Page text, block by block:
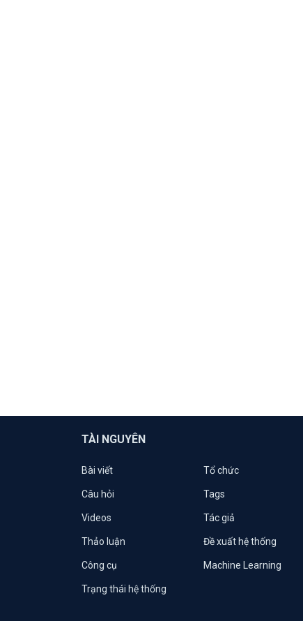
TÀI NGUYÊN
Bài viết Tổ chức
Câu hỏi Tags
Videos Tác giả
Thảo luận Đề xuất hệ thống
Công cụ Machine Learning
Trạng thái hệ thống